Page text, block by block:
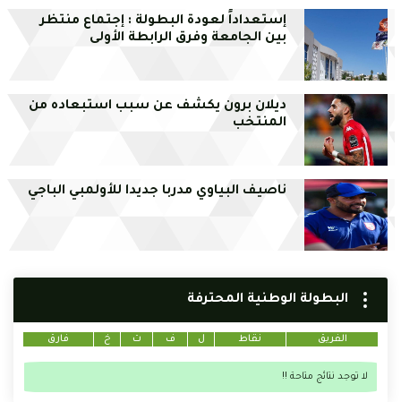
إستعداداً لعودة البطولة : إجتماع منتظر
بين الجامعة وفرق الرابطة الأولى
ديلان برون يكشف عن سبب استبعاده من
المنتخب
ناصيف البياوي مدربا جديدا للأولمبي الباجي
البطولة الوطنية المحترفة
الفريق نقاط ل ف ت خ فارق
لا توجد نتائج متاحة !!